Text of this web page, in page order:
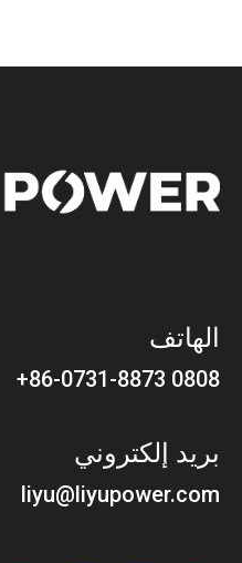
الهاتف
0808 86-0731-8873+
بريد إلكتروني
liyu@liyupower.com